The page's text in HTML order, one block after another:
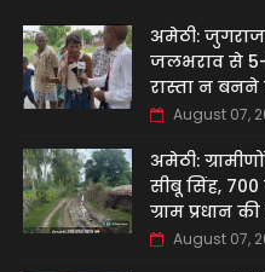
अमेठी:
जलभराव से 5-
रास्ता न
August 07,
अमेठी:
सीबू सिंह, 700
ग्राम प्रधान
August 07,